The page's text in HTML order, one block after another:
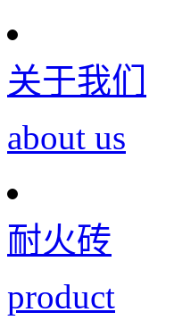
关于我们
about us
耐火砖
product